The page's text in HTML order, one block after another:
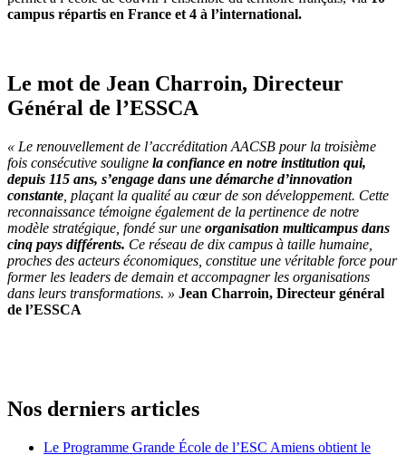
campus répartis en France et 4 à l’international.
Le mot de Jean Charroin, Directeur
Général de l’ESSCA
« Le renouvellement de l’accréditation AACSB pour la troisième
fois consécutive souligne la confiance en notre institution qui,
depuis 115 ans, s’engage dans une démarche d’innovation
constante , plaçant la qualité au cœur de son développement. Cette
reconnaissance témoigne également de la pertinence de notre
modèle stratégique, fondé sur une organisation multicampus dans
cinq pays différents. Ce réseau de dix campus à taille humaine,
proches des acteurs économiques, constitue une véritable force pour
former les leaders de demain et accompagner les organisations
dans leurs transformations. » Jean Charroin, Directeur général
de l’ESSCA
Nos derniers articles
Le Programme Grande École de l’ESC Amiens obtient le